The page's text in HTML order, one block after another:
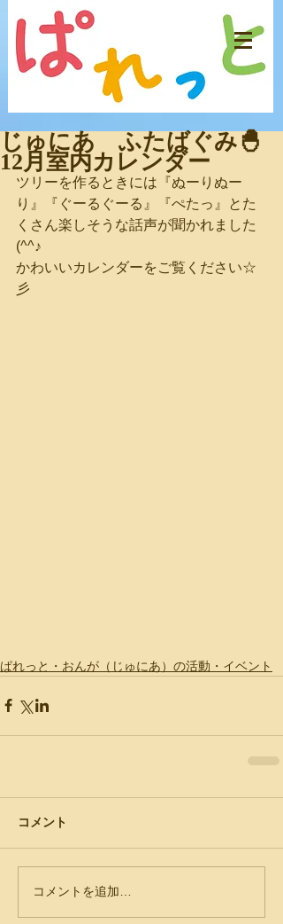
じゅにあ ふたばぐみ🐣
12月室内カレンダー
ツリーを作るときには『ぬーりぬー
り』『ぐーるぐーる』『ぺたっ』とた
くさん楽しそうな話声が聞かれました
(^^♪
かわいいカレンダーをご覧ください☆
彡
ぱれっと・おんが（じゅにあ）の活動・イベント
コメント
コメントを追加…